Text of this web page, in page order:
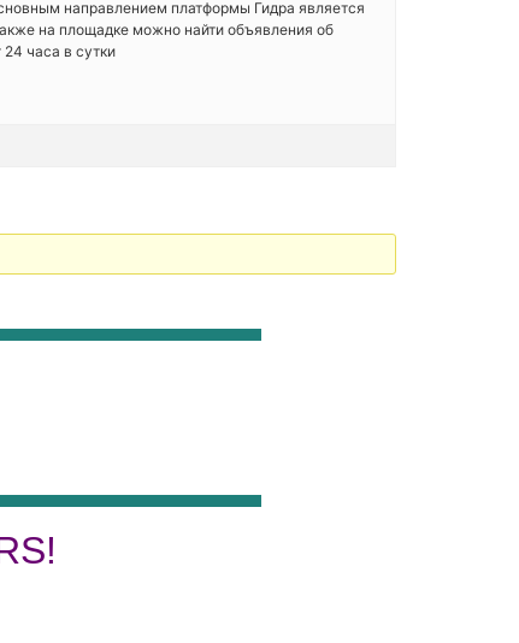
направлением платформы Гидра является
на площадке можно найти объявления об
часа в сутки